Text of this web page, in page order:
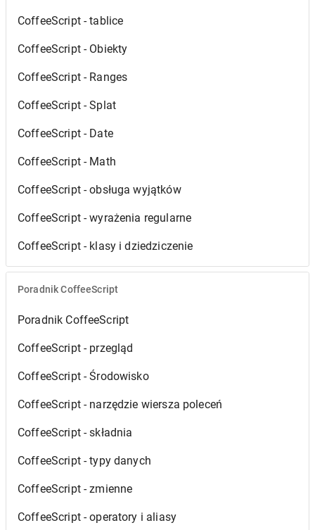
CoffeeScript - tablice
CoffeeScript - Obiekty
CoffeeScript - Ranges
CoffeeScript - Splat
CoffeeScript - Date
CoffeeScript - Math
CoffeeScript - obsługa wyjątków
CoffeeScript - wyrażenia regularne
CoffeeScript - klasy i dziedziczenie
Poradnik CoffeeScript
Poradnik CoffeeScript
CoffeeScript - przegląd
CoffeeScript - Środowisko
CoffeeScript - narzędzie wiersza poleceń
CoffeeScript - składnia
CoffeeScript - typy danych
CoffeeScript - zmienne
CoffeeScript - operatory i aliasy